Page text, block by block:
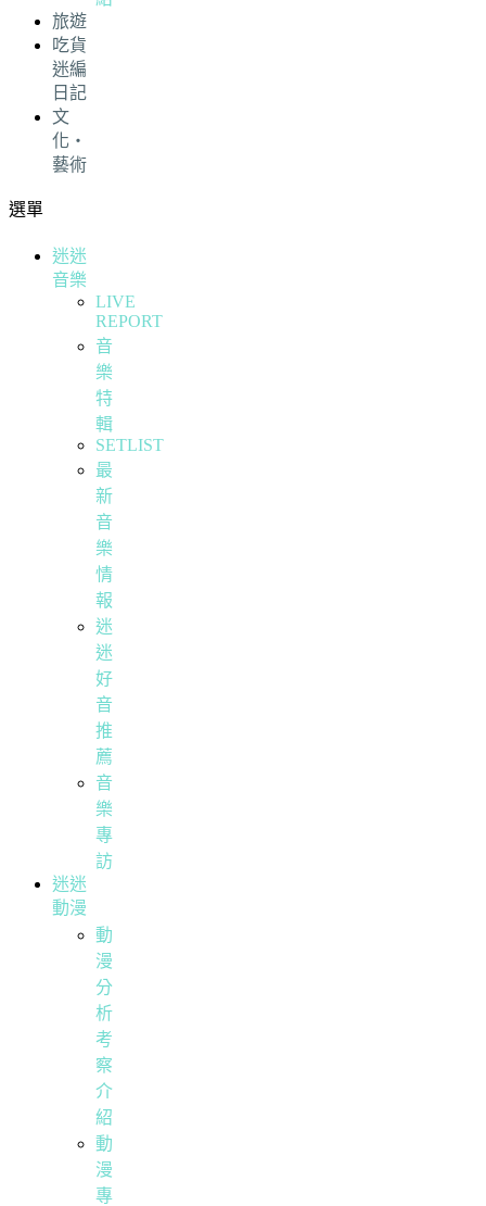
旅遊
吃貨
迷編
日記
文
化・
藝術
選單
迷迷
音樂
LIVE
REPORT
音
樂
特
輯
SETLIST
最
新
音
樂
情
報
迷
迷
好
音
推
薦
音
樂
專
訪
迷迷
動漫
動
漫
分
析
考
察
介
紹
動
漫
專